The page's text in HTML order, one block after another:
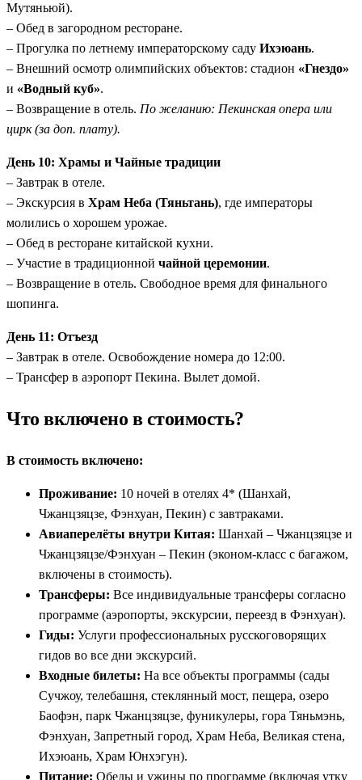
Мутяньюй).
– Обед в загородном ресторане.
– Прогулка по летнему императорскому саду Ихэюань.
– Внешний осмотр олимпийских объектов: стадион «Гнездо»
и «Водный куб».
– Возвращение в отель. По желанию: Пекинская опера или
цирк (за доп. плату).
День 10: Храмы и Чайные традиции
– Завтрак в отеле.
– Экскурсия в Храм Неба (Тяньтань), где императоры
молились о хорошем урожае.
– Обед в ресторане китайской кухни.
– Участие в традиционной чайной церемонии.
– Возвращение в отель. Свободное время для финального
шопинга.
День 11: Отъезд
– Завтрак в отеле. Освобождение номера до 12:00.
– Трансфер в аэропорт Пекина. Вылет домой.
Что включено в стоимость?
В стоимость включено:
Проживание: 10 ночей в отелях 4* (Шанхай,
Чжанцзяцзе, Фэнхуан, Пекин) с завтраками.
Авиаперелёты внутри Китая: Шанхай – Чжанцзяцзе и
Чжанцзяцзе/Фэнхуан – Пекин (эконом-класс с багажом,
включены в стоимость).
Трансферы: Все индивидуальные трансферы согласно
программе (аэропорты, экскурсии, переезд в Фэнхуан).
Гиды: Услуги профессиональных русскоговорящих
гидов во все дни экскурсий.
Входные билеты: На все объекты программы (сады
Сучжоу, телебашня, стеклянный мост, пещера, озеро
Баофэн, парк Чжанцзяцзе, фуникулеры, гора Тяньмэнь,
Фэнхуан, Запретный город, Храм Неба, Великая стена,
Ихэюань, Храм Юнхэгун).
Питание: Обеды и ужины по программе (включая утку